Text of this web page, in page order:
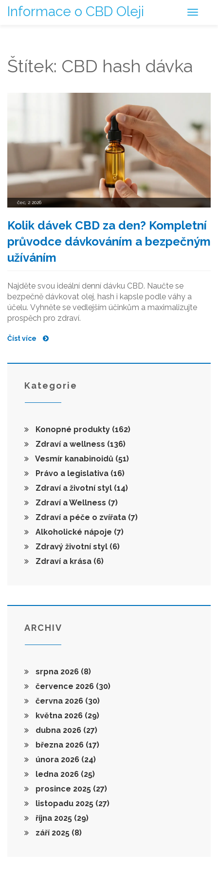
Informace o CBD Oleji
Štítek: CBD hash dávka
čec, 2 2026
Kolik dávek CBD za den? Kompletní
průvodce dávkováním a bezpečným
užíváním
Najděte svou ideální denní dávku CBD. Naučte se
bezpečně dávkovat olej, hash i kapsle podle váhy a
účelu. Vyhněte se vedlejším účinkům a maximalizujte
prospěch pro zdraví.
Číst více
Kategorie
Konopné produkty (162)
Zdraví a wellness (136)
Vesmír kanabinoidů (51)
Právo a legislativa (16)
Zdraví a životní styl (14)
Zdraví a Wellness (7)
Zdraví a péče o zvířata (7)
Alkoholické nápoje (7)
Zdravý životní styl (6)
Zdraví a krása (6)
ARCHIV
srpna 2026 (8)
července 2026 (30)
června 2026 (30)
května 2026 (29)
dubna 2026 (27)
března 2026 (17)
února 2026 (24)
ledna 2026 (25)
prosince 2025 (27)
listopadu 2025 (27)
října 2025 (29)
září 2025 (8)